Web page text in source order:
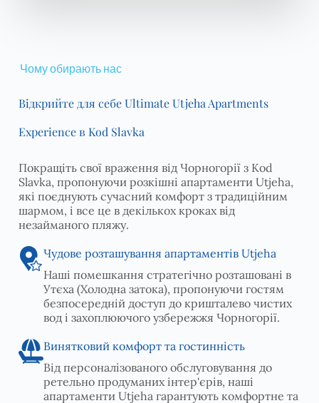
Чому обирають нас
Відкрийте для себе Ultimate Utjeha Apartments
Experience в Kod Slavka
Покращіть свої враження від Чорногорії з Kod
Slavka, пропонуючи розкішні апартаменти Utjeha,
які поєднують сучасний комфорт з традиційним
шармом, і все це в декількох кроках від
незайманого пляжу.
Чудове розташування апартаментів Utjeha
Наші помешкання стратегічно розташовані в
Утєха (Холодна затока), пропонуючи гостям
безпосередній доступ до кришталево чистих
вод і захоплюючого узбережжя Чорногорії.
Винятковий комфорт та гостинність
Від персоналізованого обслуговування до
ретельно продуманих інтер'єрів, наші
апартаменти Utjeha гарантують комфортне та